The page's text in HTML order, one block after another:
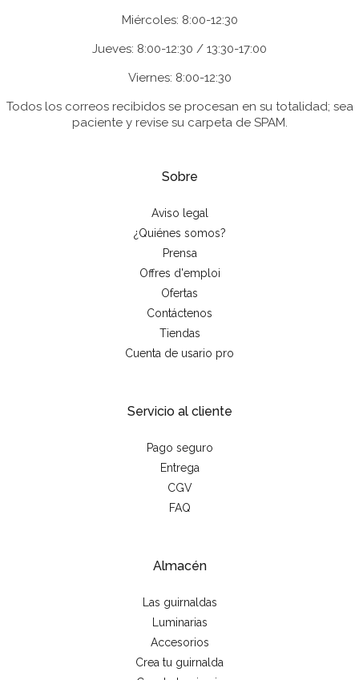
Miércoles: 8:00-12:30
Jueves: 8:00-12:30 / 13:30-17:00
Viernes: 8:00-12:30
Todos los correos recibidos se procesan en su totalidad; sea
paciente y revise su carpeta de SPAM.
Sobre
Aviso legal
¿Quiénes somos?
Prensa
Offres d'emploi
Ofertas
Contáctenos
Tiendas
Cuenta de usario pro
Servicio al cliente
Pago seguro
Entrega
CGV
FAQ
Almacén
Las guirnaldas
Luminarias
Accesorios
Crea tu guirnalda